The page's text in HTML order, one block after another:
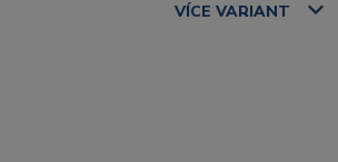
VÍCE VARIANT